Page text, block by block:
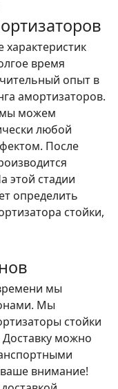
характеристик
время
опыт в
амортизаторов.
мы можем
любой
После
этой стадии
определить
стойки,
мы
Мы
стойки
Доставку можно
внимание!